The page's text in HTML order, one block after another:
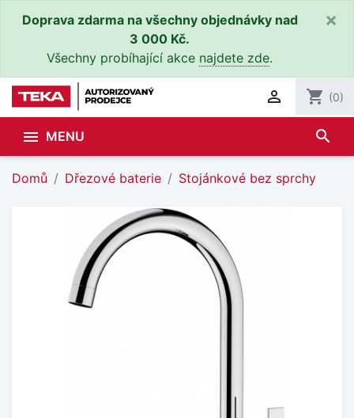
Doprava zdarma na všechny objednávky nad
3 000 Kč.
Všechny probíhající akce najdete zde.
×
 shopping_cart (0)
 MENU search
Domů Dřezové baterie Stojánkové bez sprchy